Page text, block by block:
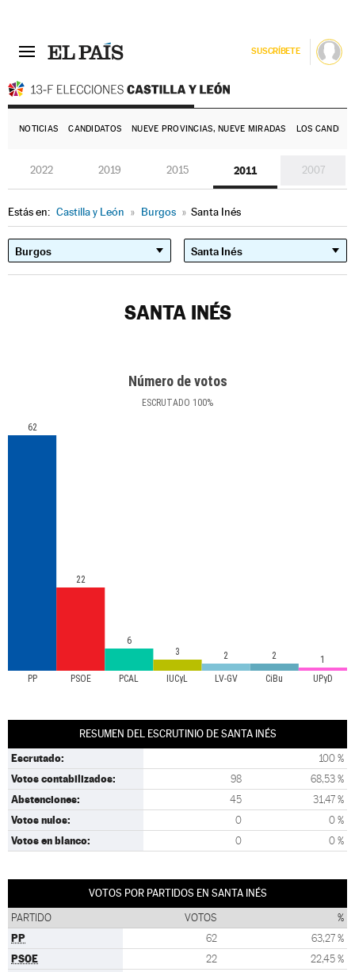
SUSCRÍBETE
NOTICIAS CANDIDATOS NUEVE PROVINCIAS, NUEVE MIRADAS LOS
2022 2019 2015 2011 2007
Estás en: Castilla y León » Burgos » Santa Inés
SANTA INÉS
Número de votos
ESCRUTADO 100%
PP PSOE PCAL IUCyL LV-GV CiBu UPyD
62
22
6
3
2 2 1
RESUMEN DEL ESCRUTINIO DE SANTA INÉS
Escrutado: 100 %
Votos contabilizados: 98 68,53 %
Abstenciones: 45 31,47 %
Votos nulos: 0 0 %
Votos en blanco: 0 0 %
VOTOS POR PARTIDOS EN SANTA INÉS
PARTIDO VOTOS %
PP 62 63,27 %
PSOE 22 22,45 %